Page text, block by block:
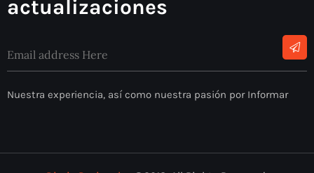
actualizaciones
Nuestra experiencia, así como nuestra pasión por Informar